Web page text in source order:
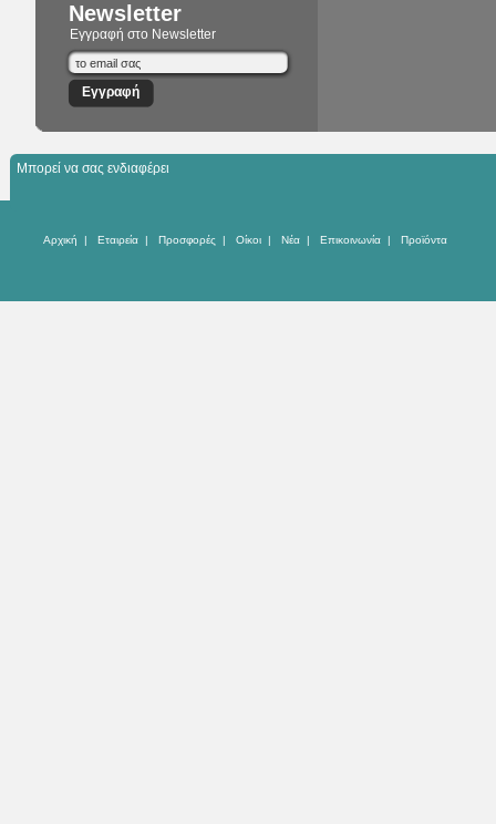
Newsletter
Εγγραφή στο Newsletter
Μπορεί να σας ενδιαφέρει
Αρχική | Εταιρεία | Προσφορές | Οίκοι | Νέα | Επικοινωνία | Προϊόντα